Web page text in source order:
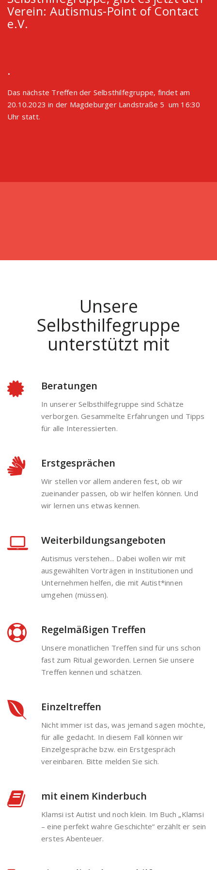
Verein: Autismus-Point of Contact
e.V.
.
Das nächste Treffen der Selbsthilfegruppe, findet am
20.10.2023 in der Magdeburger Landstraße 5 um 16:30
Uhr statt.
Unsere
Selbsthilfegruppe
unterstützt mit
Beratungen
In unserer Selbsthilfegruppe sind Schätze
verborgen. Gesammelte Erfahrungen und Tipps
für alle Interessierten.
Erstgesprächen
Wir stellen vor allem anderen fest, ob wir
zueinander passen, ob wir helfen können. Und
wir lernen uns etwas kennen.
Weiterbildungsangeboten
Autismus verstehen... Dabei wollen wir mit
ausgewählten Vorträgen in Institutionen und
Unternehmen helfen, die mit Autist*innen
umgehen (müssen).
Regelmäßigen Treffen
Unsere monatlichen Treffen sind für uns schon
fast zum Ritual geworden. Lernen Sie unsere
Treffen kennen und schätzen.
Einzeltreffen
Nicht immer ist das, was jemand sagen möchte,
für alle gedacht. In diesem Fall können wir
Einzelgespräche bzw. ein Erstgespräch
vereinbaren. Bitte melden Sie sich.
mit einem Kinderbuch
Klamsi ist Autist und noch klein. Im Buch „Klamsi
– eine perfekt wahre Geschichte“ erzählt er sein
erstes Abenteuer.